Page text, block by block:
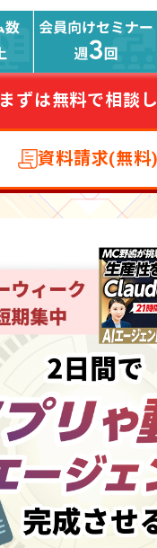
まずは無料で相談
資料請求(無料)